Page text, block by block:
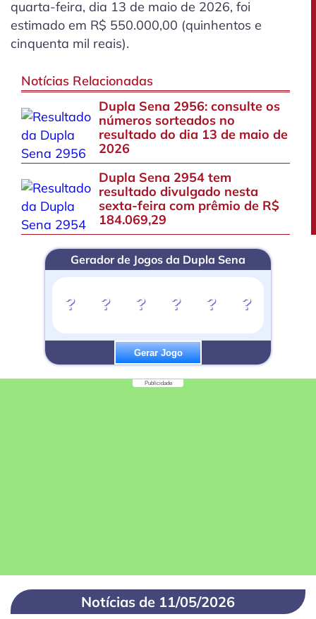
quarta-feira, dia 13 de maio de 2026, foi
estimado em R$ 550.000,00 (quinhentos e
cinquenta mil reais).
Notícias Relacionadas
Dupla Sena 2956: consulte os
números sorteados no
resultado do dia 13 de maio de
2026
Dupla Sena 2954 tem
resultado divulgado nesta
sexta-feira com prêmio de R$
184.069,29
Gerador de Jogos da Dupla Sena
? ? ? ? ? ?
Gerar Jogo
Publicidade
Notícias de 11/05/2026